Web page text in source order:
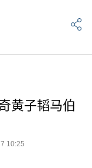
黄子韬马伯
10:25